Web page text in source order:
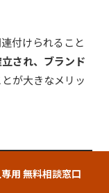
付けられること
され、ブランド
が大きなメリッ
用 無料相談窓口